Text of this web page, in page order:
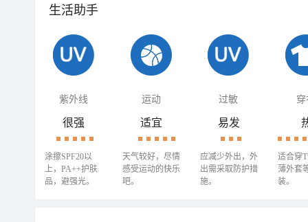
生活助手
紫外线 运动 过敏 穿
很强
涂擦SPF20以
上，PA++护肤
品，避强光。
适宜
天气较好，尽情
感受运动的快乐
吧。
易发
应减少外出，外
出需采取防护措
施。
适合穿
薄外套
装。